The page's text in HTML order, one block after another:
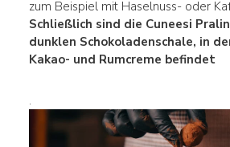
zum Beispiel mit Haselnuss- oder
Schließlich sind die Cuneesi
dunklen Schokoladenschale, in
Kakao- und Rumcreme befindet
.